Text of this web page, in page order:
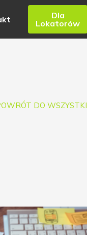
Dla
Lokatorów
DO